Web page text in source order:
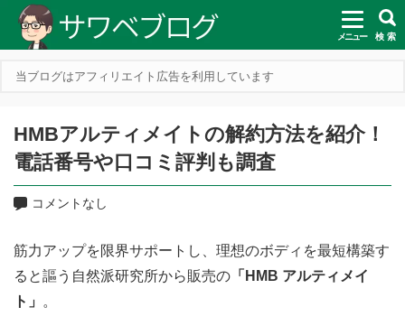
メニュー 検 索
当ブログはアフィリエイト広告を利用しています
HMBアルティメイトの解約方法を紹介！
電話番号や口コミ評判も調査
コメントなし
筋力アップを限界サポートし、理想のボディを最短構築す
ると謳う自然派研究所から販売の 「HMB アルティメイ
ト」
。